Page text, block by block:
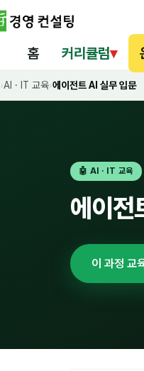
홈 커리큘럼▾
›AI · IT 교육›에이전트 AI 실무 입문
🤖 AI · IT 교육
에이전
이 과정 교